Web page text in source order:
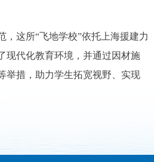
这所“飞地学校”依托上海援建力
现代化教育环境，并通过因材施
举措，助力学生拓宽视野、实现